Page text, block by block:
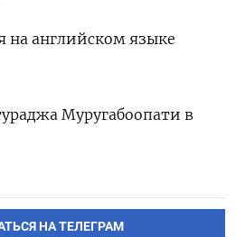
на английском языке
Муругабоопати в
НА ТЕЛЕГРАМ